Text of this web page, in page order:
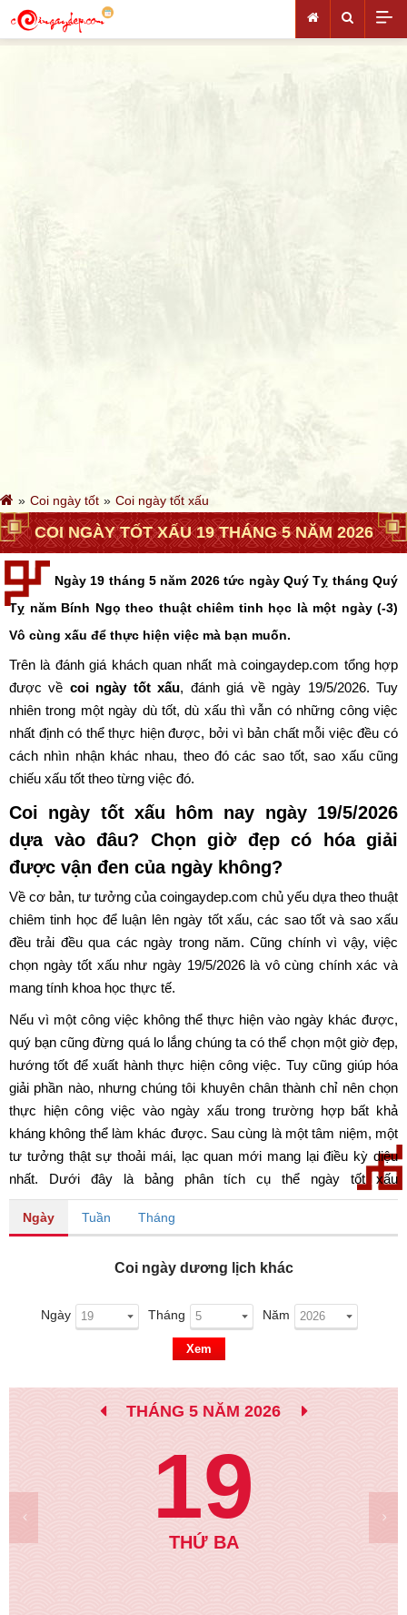
Coi ngày tốt Coi ngày tốt xấu
COI NGÀY TỐT XẤU 19 THÁNG 5 NĂM 2026
Ngày 19 tháng 5 năm 2026 tức ngày Quý Tỵ tháng Quý
Tỵ năm Bính Ngọ theo thuật chiêm tinh học là một ngày (-3)
Vô cùng xấu để thực hiện việc mà bạn muốn.
Trên là đánh giá khách quan nhất mà coingaydep.com tổng hợp
được về coi ngày tốt xấu, đánh giá về ngày 19/5/2026. Tuy
nhiên trong một ngày dù tốt, dù xấu thì vẫn có những công việc
nhất định có thể thực hiện được, bởi vì bản chất mỗi việc đều có
cách nhìn nhận khác nhau, theo đó các sao tốt, sao xấu cũng
chiếu xấu tốt theo từng việc đó.
Coi ngày tốt xấu hôm nay ngày 19/5/2026
dựa vào đâu? Chọn giờ đẹp có hóa giải
được vận đen của ngày không?
Về cơ bản, tư tưởng của coingaydep.com chủ yếu dựa theo thuật
chiêm tinh học để luận lên ngày tốt xấu, các sao tốt và sao xấu
đều trải đều qua các ngày trong năm. Cũng chính vì vậy, việc
chọn ngày tốt xấu như ngày 19/5/2026 là vô cùng chính xác và
mang tính khoa học thực tế.
Nếu vì một công việc không thể thực hiện vào ngày khác được,
quý bạn cũng đừng quá lo lắng chúng ta có thể chọn một giờ đẹp,
hướng tốt để xuất hành thực hiện công việc. Tuy cũng giúp hóa
giải phần nào, nhưng chúng tôi khuyên chân thành chỉ nên chọn
thực hiện công việc vào ngày xấu trong trường hợp bất khả
kháng không thể làm khác được. Sau cùng là một tâm niệm, một
tư tưởng thật sự thoải mái, lạc quan mới mang lại điều kỳ diệu
nhất. Dưới đây là bảng phân tích cụ thể ngày tốt xấu
ngày 19/5/2026. Chúc quý bạn có một ngày may mắn và tốt lành.
Ngày Tuần Tháng
Coi ngày dương lịch khác
Ngày Tháng Năm
Xem
THÁNG 5 NĂM 2026
19
THỨ BA